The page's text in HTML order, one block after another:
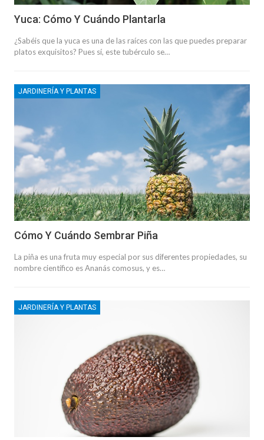
Yuca: Cómo Y Cuándo Plantarla
¿Sabéis que la yuca es una de las raíces con las que puedes preparar
platos exquisitos? Pues sí, este tubérculo se…
JARDINERÍA Y PLANTAS
Cómo Y Cuándo Sembrar Piña
La piña es una fruta muy especial por sus diferentes propiedades, su
nombre científico es Ananás comosus, y es…
JARDINERÍA Y PLANTAS